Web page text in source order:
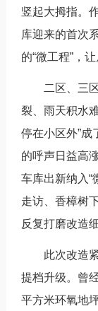
竖起大拇指。
库迎来的首次
的“微工程”，
二区、三区
裂、雨天积水
停在小区外”成
的呼声日益高
车库出新纳入“
走访、香樟树
反复打磨改造
此次改造紧
提档升级。曾
平方米环氧地